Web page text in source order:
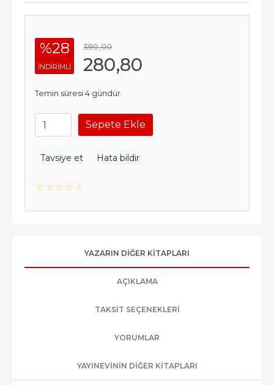
%28
INDIRIMLI
390,00
280,80
Temin süresi 4 gündür.
Sepete Ekle
Tavsiye et Hata bildir
YAZARIN DIĞER KITAPLARI
AÇIKLAMA
TAKSIT SEÇENEKLERI
YORUMLAR
YAYINEVININ DIĞER KITAPLARI